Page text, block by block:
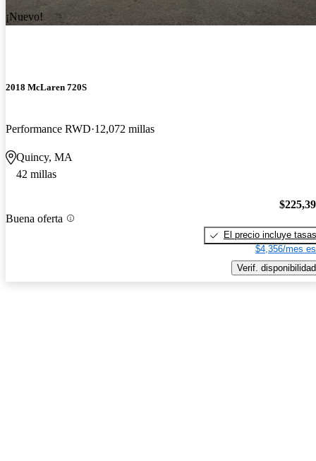
¡Nuevo!
2018 McLaren 720S
Performance RWD 12,072 millas
Quincy, MA
42 millas
Buena oferta
El precio incluye tasas
$4,356/mes
Verif. disponibilidad